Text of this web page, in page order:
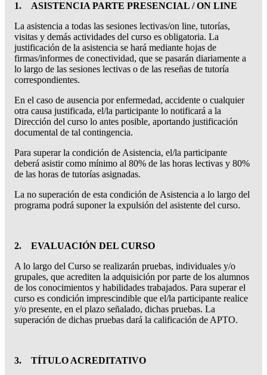
1. ASISTENCIA PARTE PRESENCIAL / ON LINE
La asistencia a todas las sesiones lectivas/on line, tutorías,
visitas y demás actividades del curso es obligatoria. La
justificación de la asistencia se hará mediante hojas de
firmas/informes de conectividad, que se pasarán diariamente a
lo largo de las sesiones lectivas o de las reseñas de tutoría
correspondientes.
En el caso de ausencia por enfermedad, accidente o cualquier
otra causa justificada, el/la participante lo notificará a la
Dirección del curso lo antes posible, aportando justificación
documental de tal contingencia.
Para superar la condición de Asistencia, el/la participante
deberá asistir como mínimo al 80% de las horas lectivas y 80%
de las horas de tutorías asignadas.
La no superación de esta condición de Asistencia a lo largo del
programa podrá suponer la expulsión del asistente del curso.
2. EVALUACIÓN DEL CURSO
A lo largo del Curso se realizarán pruebas, individuales y/o
grupales, que acrediten la adquisición por parte de los alumnos
de los conocimientos y habilidades trabajados. Para superar el
curso es condición imprescindible que el/la participante realice
y/o presente, en el plazo señalado, dichas pruebas. La
superación de dichas pruebas dará la calificación de APTO.
3. TÍTULO ACREDITATIVO